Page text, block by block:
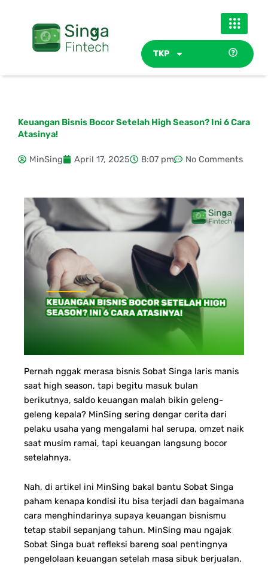
TKP
Keuangan Bisnis Bocor Setelah High Season? Ini 6 Cara
Atasinya!
MinSing April 17, 2025 8:07 pm No Comments
Pernah nggak merasa bisnis Sobat Singa laris manis
saat high season, tapi begitu masuk bulan
berikutnya, saldo keuangan malah bikin geleng-
geleng kepala? MinSing sering dengar cerita dari
pelaku usaha yang mengalami hal serupa, omzet naik
saat musim ramai, tapi keuangan langsung bocor
setelahnya.
Nah, di artikel ini MinSing bakal bantu Sobat Singa
paham kenapa kondisi itu bisa terjadi dan bagaimana
cara menghindarinya supaya keuangan bisnismu
tetap stabil sepanjang tahun. MinSing mau ngajak
Sobat Singa buat refleksi bareng soal pentingnya
pengelolaan keuangan setelah masa sibuk berjualan.